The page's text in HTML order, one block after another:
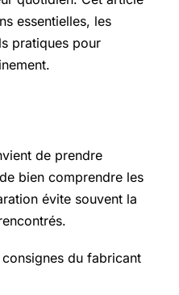
essentielles, les
pratiques pour
de prendre
bien comprendre les
évite souvent la
du fabricant